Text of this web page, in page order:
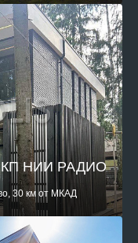
КП НИИ РАДИО
30 км от МКАД